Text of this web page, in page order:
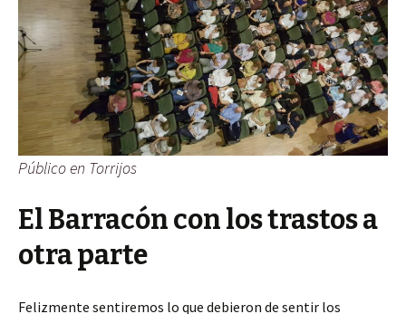
Público en Torrijos
El Barracón con los trastos a
otra parte
Felizmente sentiremos lo que debieron de sentir los